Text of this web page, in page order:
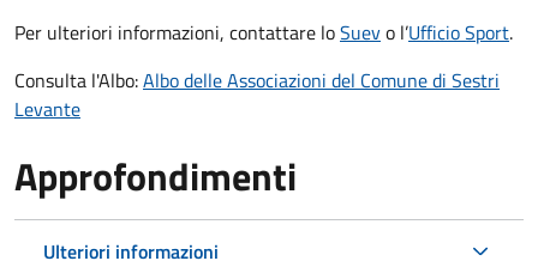
Per ulteriori informazioni, contattare loSuevo l’Ufficio Sport.
Consulta l'Albo:Albo delle Associazioni del Comune di Sestri
Levante
Approfondimenti
Ulteriori informazioni